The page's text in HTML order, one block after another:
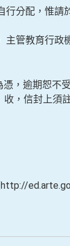
行分配，惟請
主管教育行政
，逾期恕不受
，信封上須